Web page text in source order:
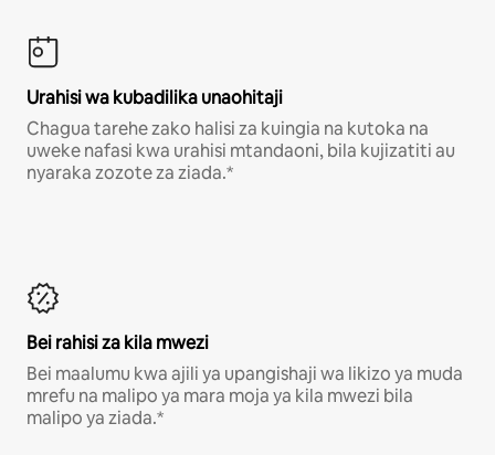
Urahisi wa kubadilika unaohitaji
Chagua tarehe zako halisi za kuingia na kutoka na
uweke nafasi kwa urahisi mtandaoni, bila kujizatiti au
nyaraka zozote za ziada.*
Bei rahisi za kila mwezi
Bei maalumu kwa ajili ya upangishaji wa likizo ya muda
mrefu na malipo ya mara moja ya kila mwezi bila
malipo ya ziada.*